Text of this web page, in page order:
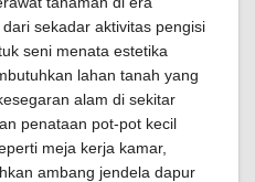
sekadar aktivitas pengisi
seni menata estetika
lahan tanah yang
alam di sekitar
penataan pot-pot kecil
meja kerja kamar,
ambang jendela dapur